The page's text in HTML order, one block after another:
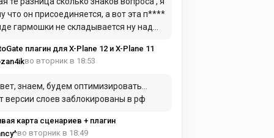
что он присоединяется, а вот эта п****
гармошки не складывается ну над
плагин для X-Plane 12 и X-Plane 11
во вторник в 18:53
знаем, будем оптимизировать…
версии слоев заблокированы в рф
карта сценариев + плагин
во вторник в 18:49